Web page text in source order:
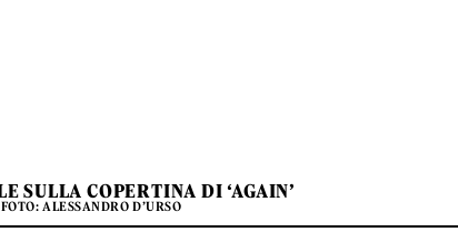
SULLA COPERTINA DI ‘AGAIN’
FOTO: ALESSANDRO D’URSO